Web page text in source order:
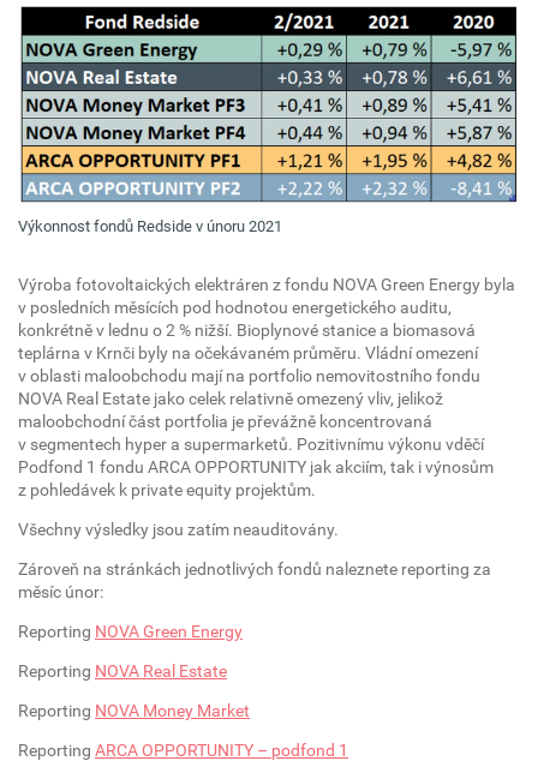
Výkonnost fondů Redside v únoru 2021
Výroba fotovoltaických elektráren z fondu NOVA Green Energy byla
v posledních měsících pod hodnotou energetického auditu,
konkrétně v lednu o 2 % nižší. Bioplynové stanice a biomasová
teplárna v Krnči byly na očekávaném průměru. Vládní omezení
v oblasti maloobchodu mají na portfolio nemovitostního fondu
NOVA Real Estate jako celek relativně omezený vliv, jelikož
maloobchodní část portfolia je převážně koncentrovaná
v segmentech hyper a supermarketů. Pozitivnímu výkonu vděčí
Podfond 1 fondu ARCA OPPORTUNITY jak akciím, tak i výnosům
z pohledávek k private equity projektům.
Všechny výsledky jsou zatím neauditovány.
Zároveň na stránkách jednotlivých fondů naleznete reporting za
měsíc únor:
Reporting NOVA Green Energy
Reporting NOVA Real Estate
Reporting NOVA Money Market
Reporting ARCA OPPORTUNITY – podfond 1